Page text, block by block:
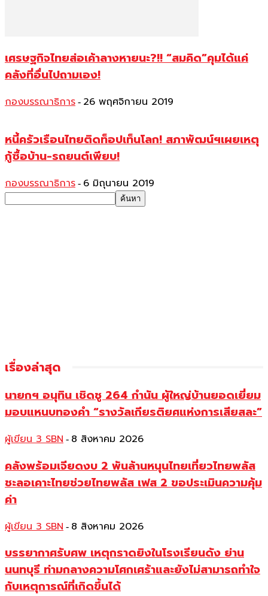
เศรษฐกิจไทยส่อเค้าลางหายนะ?!! “สมคิด”คุมได้แค่
คลังที่อื่นไปถามเอง!
กองบรรณาธิการ - 26 พฤศจิกายน 2019
หนี้ครัวเรือนไทยติดท็อปเท็นโลก! สภาพัฒน์ฯเผยเหตุ
กู้ซื้อบ้าน-รถยนต์เพียบ!
กองบรรณาธิการ - 6 มิถุนายน 2019
เรื่องล่าสุด
นายกฯ อนุทิน เชิดชู 264 กำนัน ผู้ใหญ่บ้านยอดเยี่ยม
มอบแหนบทองคำ “รางวัลเกียรติยศแห่งการเสียสละ”
ผู้เขียน 3 SBN - 8 สิงหาคม 2026
คลังพร้อมเจียดงบ 2 พันล้านหนุนไทยเที่ยวไทยพลัส
ชะลอเคาะไทยช่วยไทยพลัส เฟส 2 ขอประเมินความคุ้ม
ค่า
ผู้เขียน 3 SBN - 8 สิงหาคม 2026
บรรยากาศรับศพ เหตุกราดยิงในโรงเรียนดัง ย่าน
นนทบุรี ท่ามกลางความโศกเศร้าและยังไม่สามารถทำใจ
กับเหตุการณ์ที่เกิดขึ้นได้